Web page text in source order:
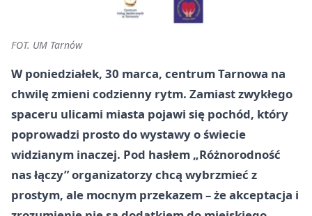
FOT. UM Tarnów
W poniedziałek, 30 marca, centrum Tarnowa na
chwilę zmieni codzienny rytm. Zamiast zwykłego
spaceru ulicami miasta pojawi się pochód, który
poprowadzi prosto do wystawy o świecie
widzianym inaczej. Pod hasłem „Różnorodność
nas łączy” organizatorzy chcą wybrzmieć z
prostym, ale mocnym przekazem – że akceptacja i